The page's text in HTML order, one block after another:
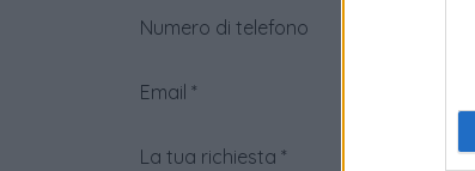
Numero di telefono
Email *
La tua richiesta *